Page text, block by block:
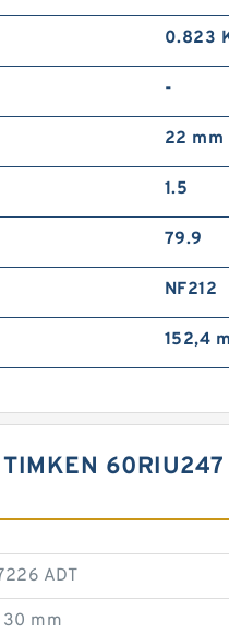
0.823
-
22 mm
1.5
79.9
NF212
152,4
60RIU247
ADT
mm